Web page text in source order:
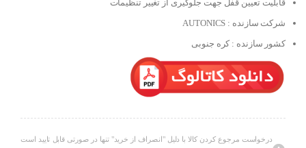
قابلیت تعیین قفل جهت جلوگیری از تغییر تنظیمات
شرکت سازنده : AUTONICS
کشور سازنده : کره جنوبی
درخواست مرجوع کردن کالا با دلیل "انصراف از خرید" تنها در صورتی قابل تایید است